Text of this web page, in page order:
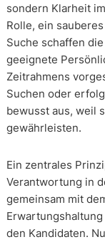
sondern Klarheit
Rolle, ein
Suche schaffen
geeignete
Zeitrahmens
Suchen oder
bewusst aus, weil
gewährleisten.
Ein zentrales
Verantwortung in
gemeinsam mit
den Kandidaten.